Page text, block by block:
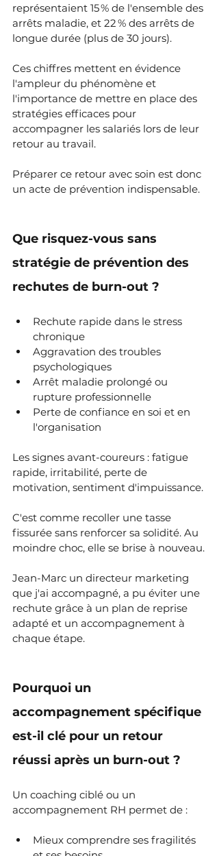
représentaient 15 % de l'ensemble des
arrêts maladie, et 22 % des arrêts de
longue durée (plus de 30 jours).
Ces chiffres mettent en évidence
l'ampleur du phénomène et
l'importance de mettre en place des
stratégies efficaces pour
accompagner les salariés lors de leur
retour au travail.
Préparer ce retour avec soin est donc
un acte de prévention indispensable.
Que risquez-vous sans
stratégie de prévention des
rechutes de burn-out ?
Rechute rapide dans le stress
chronique
Aggravation des troubles
psychologiques
Arrêt maladie prolongé ou
rupture professionnelle
Perte de confiance en soi et en
l'organisation
Les signes avant-coureurs : fatigue
rapide, irritabilité, perte de
motivation, sentiment d'impuissance.
C'est comme recoller une tasse
fissurée sans renforcer sa solidité. Au
moindre choc, elle se brise à nouveau.
Jean-Marc un directeur marketing
que j'ai accompagné, a pu éviter une
rechute grâce à un plan de reprise
adapté et un accompagnement à
chaque étape.
Pourquoi un
accompagnement spécifique
est-il clé pour un retour
réussi après un burn-out ?
Un coaching ciblé ou un
accompagnement RH permet de :
Mieux comprendre ses fragilités